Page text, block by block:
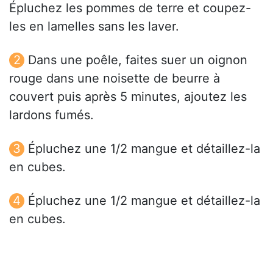
Épluchez les pommes de terre et coupez-
les en lamelles sans les laver.
Dans une poêle, faites suer un oignon
rouge dans une noisette de beurre à
couvert puis après 5 minutes, ajoutez les
lardons fumés.
Épluchez une 1/2 mangue et détaillez-la
en cubes.
Épluchez une 1/2 mangue et détaillez-la
en cubes.